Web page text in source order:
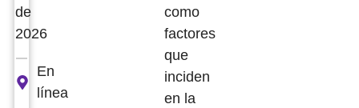
como
factores
que
inciden
en la
de
2026
En
línea